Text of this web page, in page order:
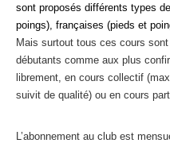
sont proposés différents types
poings), françaises (pieds et
Mais surtout tous ces cours
débutants comme aux plus
librement, en cours collectif
suivit de qualité) ou en cours
L’abonnement au club est